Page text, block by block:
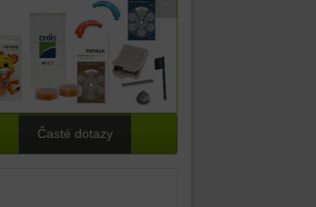
Časté dotazy